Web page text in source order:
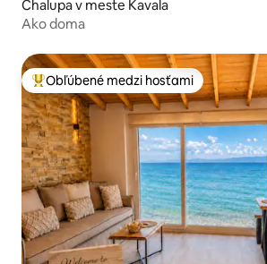
Chalupa v meste Kavala
Ako doma
Najobľúbenejšie medzi hosťami
Obľúbené medzi hosťami